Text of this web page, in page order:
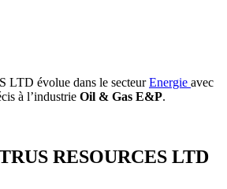
LTD évolue dans le secteurEnergie avec
à l’industrie Oil & Gas E&P.
RESOURCES LTD